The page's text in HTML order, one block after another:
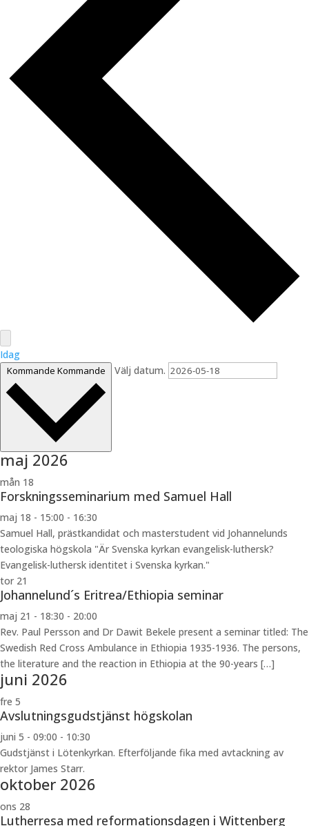
Idag
Kommande Kommande Välj datum.
maj 2026
mån 18
Forskningsseminarium med Samuel Hall
maj 18 - 15:00 - 16:30
Samuel Hall, prästkandidat och masterstudent vid Johannelunds
teologiska högskola "Är Svenska kyrkan evangelisk-luthersk?
Evangelisk-luthersk identitet i Svenska kyrkan."
tor 21
Johannelund´s Eritrea/Ethiopia seminar
maj 21 - 18:30 - 20:00
Rev. Paul Persson and Dr Dawit Bekele present a seminar titled: The
Swedish Red Cross Ambulance in Ethiopia 1935-1936. The persons,
the literature and the reaction in Ethiopia at the 90-years […]
juni 2026
fre 5
Avslutningsgudstjänst högskolan
juni 5 - 09:00 - 10:30
Gudstjänst i Lötenkyrkan. Efterföljande fika med avtackning av
rektor James Starr.
oktober 2026
ons 28
Lutherresa med reformationsdagen i Wittenberg